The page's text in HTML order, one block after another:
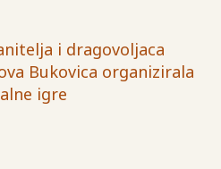
i dragovoljaca
Bukovica organizirala
igre